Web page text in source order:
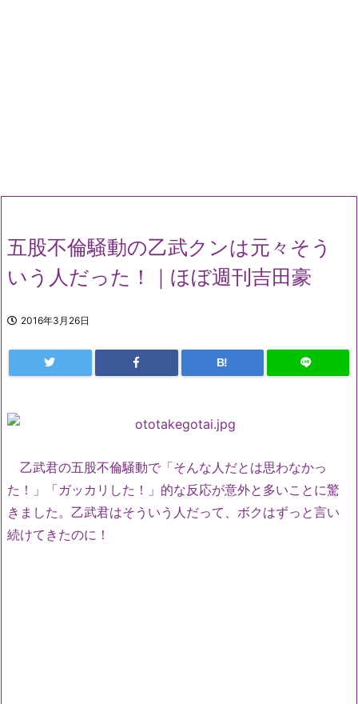
五股不倫騒動の乙武クンは元々そう
いう人だった！｜ほぼ週刊吉田豪
2016年3月26日
B!
乙武君の五股不倫騒動で「そんな人だとは思わなかっ
た！」「ガッカリした！」的な反応が意外と多いことに驚
きました。乙武君はそういう人だって、ボクはずっと言い
続けてきたのに！